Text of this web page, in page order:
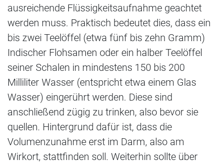
ausreichende Flüssigkeitsaufnahme geachtet
werden muss. Praktisch bedeutet dies, dass ein
bis zwei Teelöffel (etwa fünf bis zehn Gramm)
Indischer Flohsamen oder ein halber Teelöffel
seiner Schalen in mindestens 150 bis 200
Milliliter Wasser (entspricht etwa einem Glas
Wasser) eingerührt werden. Diese sind
anschließend zügig zu trinken, also bevor sie
quellen. Hintergrund dafür ist, dass die
Volumenzunahme erst im Darm, also am
Wirkort, stattfinden soll. Weiterhin sollte über